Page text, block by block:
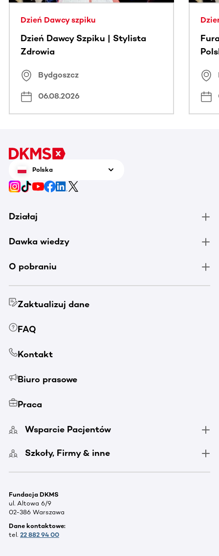
Dzień Dawcy szpiku
Dzień Dawcy Szpiku | Stylista
Zdrowia
Bydgoszcz
06.08.2026
Polska
Działaj
Dawka wiedzy
O pobraniu
Zaktualizuj dane
FAQ
Kontakt
Biuro prasowe
Praca
Wsparcie Pacjentów
Szkoły, Firmy & inne
Fundacja DKMS
ul. Altowa 6/9
02-386 Warszawa
Dane kontaktowe:
tel. 22 882 94 00